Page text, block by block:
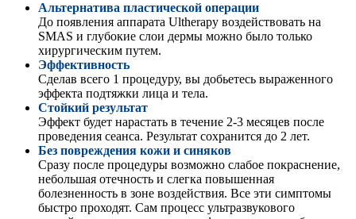
Альтернатива пластической операции
До появления аппарата Ultherapy воздействовать на
SMAS и глубокие слои дермы можно было только
хирургическим путем.
Эффективность
Сделав всего 1 процедуру, вы добьетесь выраженного
эффекта подтяжки лица и тела.
Стойкий результат
Эффект будет нарастать в течение 2-3 месяцев после
проведения сеанса. Результат сохранится до 2 лет.
Без повреждения кожи и синяков
Сразу после процедуры возможно слабое покраснение,
небольшая отечность и слегка повышенная
болезненность в зоне воздействия. Все эти симптомы
быстро проходят. Сам процесс ультразвукового